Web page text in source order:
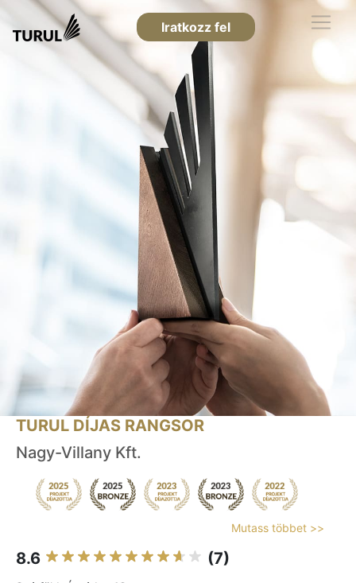
Iratkozz fel
TURUL DÍJAS RANGSOR
Nagy-Villany Kft.
Mutass többet >>
8.6 (7)